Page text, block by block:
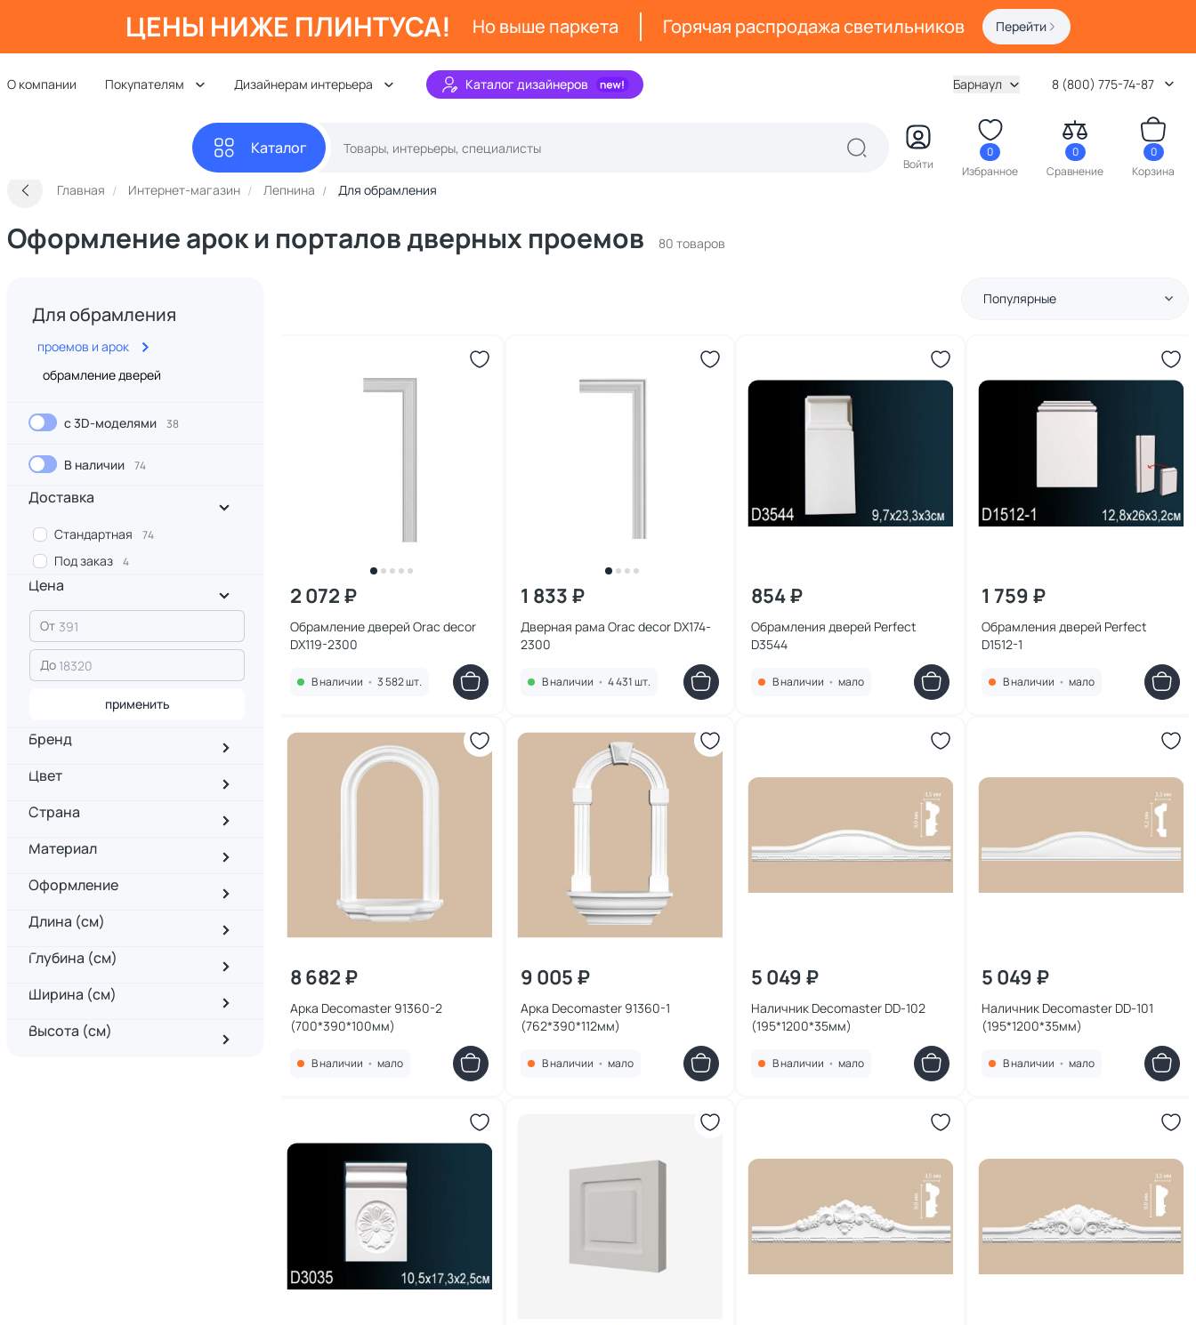
ЦЕНЫ НИЖЕ ПЛИНТУСА! Но выше паркета Горячая распродажа светильников Перейти
О компании Покупателям Дизайнерам интерьера Каталог дизайнеров Барнаул 8 (800) 775-74-87
Каталог
Войти
0
Избранное
0
Сравнение
0
Корзина
Главная Интернет-магазин Лепнина Для обрамления
Оформление арок и порталов дверных проемов 80 товаров
Для обрамления
проемов и арок
обрамление дверей
с 3D-моделями 38
В наличии 74
Доставка
Стандартная 74
Под заказ 4
Цена
От
До
применить
Бренд
Цвет
Страна
Материал
Оформление
Длина (см)
Глубина (см)
Ширина (см)
Высота (см)
Популярные
2 072 ₽
Обрамление дверей Orac decor
DX119-2300
В наличии • 3 582 шт.
1 833 ₽
Дверная рама Orac decor DX174-
2300
В наличии • 4 431 шт.
854 ₽
Обрамления дверей Perfect
D3544
В наличии • мало
1 759 ₽
Обрамления дверей Perfect
D1512-1
В наличии • мало
8 682 ₽
Арка Decomaster 91360-2
(700*390*100мм)
В наличии • мало
9 005 ₽
Арка Decomaster 91360-1
(762*390*112мм)
В наличии • мало
5 049 ₽
Наличник Decomaster DD-102
(195*1200*35мм)
В наличии • мало
5 049 ₽
Наличник Decomaster DD-101
(195*1200*35мм)
В наличии • мало